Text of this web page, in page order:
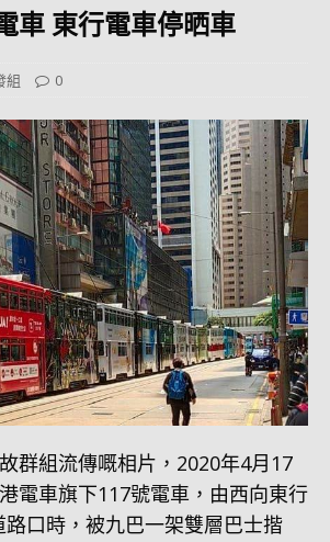
車 東行電車停晒車
組 0
群組流傳嘅相片，2020年4月17
電車旗下117號電車，由西向東行
口時，被九巴一架雙層巴士揩